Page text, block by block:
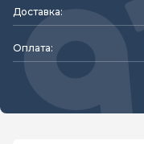
Доставка:
Оплата: